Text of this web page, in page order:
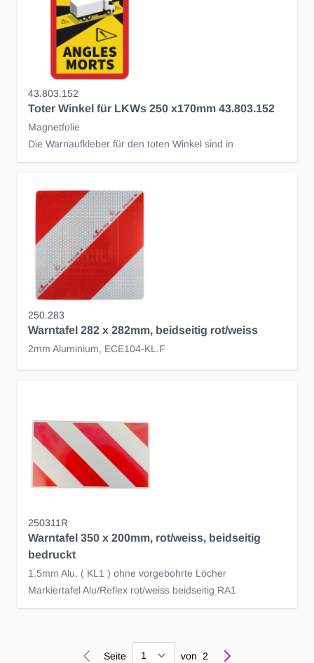
43.803.152
Toter Winkel für LKWs 250 x170mm 43.803.152
Magnetfolie
Die Warnaufkleber für den toten Winkel sind in
250.283
Warntafel 282 x 282mm, beidseitig rot/weiss
2mm Aluminium, ECE104-KL.F
250311R
Warntafel 350 x 200mm, rot/weiss, beidseitig
bedruckt
1.5mm Alu, ( KL1 ) ohne vorgebohrte Löcher
Markiertafel Alu/Reflex rot/weiss beidseitig RA1
Seite von Seite
2